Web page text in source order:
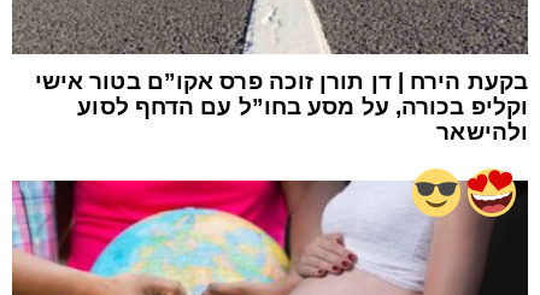
בקעת הירח | דן תורן זוכה פרס אקו”ם בטור אישי
וקליפ בכורה, על מסע בחו”ל עם הדחף לסוע
ולהישאר